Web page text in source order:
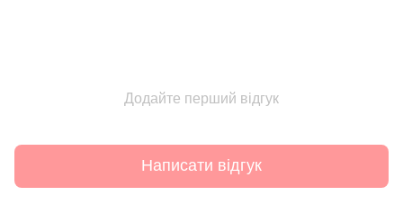
Додайте перший відгук
Написати відгук